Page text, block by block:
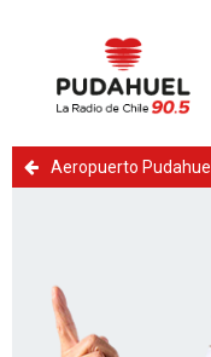
Aeropuerto Pudahuel